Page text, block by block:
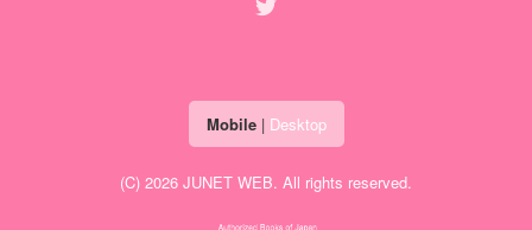
Mobile| Desktop
(C) 2026 JUNET WEB. All rights reserved.